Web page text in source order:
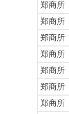
郑商所
郑商所
郑商所
郑商所
郑商所
郑商所
郑商所